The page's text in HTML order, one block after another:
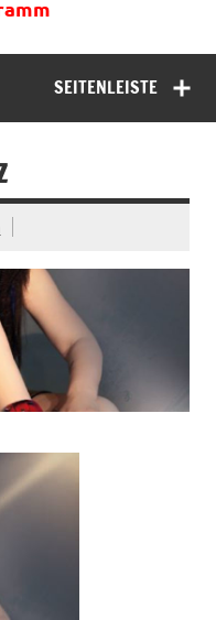
SEITENLEISTE